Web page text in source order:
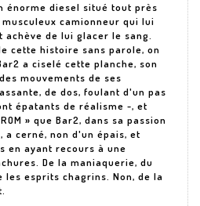
énorme diesel situé tout près
camionneur qui lui
de lui glacer le sang.
cette histoire sans parole, on
a ciselé cette planche, son
mouvements de ses
de dos, foulant d'un pas
épatants de réalisme -, et
» que Bar2, dans sa passion
cerné, non d'un épais, et
en ayant recours à une
De la maniaquerie, du
esprits chagrins. Non, de la